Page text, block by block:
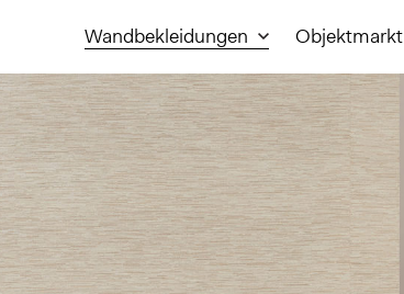
Wandbekleidungen Objektmarkt